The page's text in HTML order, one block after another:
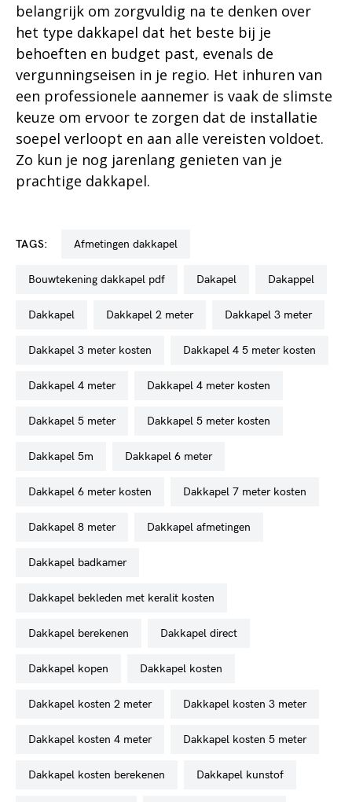
belangrijk om zorgvuldig na te denken over
het type dakkapel dat het beste bij je
behoeften en budget past, evenals de
vergunningseisen in je regio. Het inhuren van
een professionele aannemer is vaak de slimste
keuze om ervoor te zorgen dat de installatie
soepel verloopt en aan alle vereisten voldoet.
Zo kun je nog jarenlang genieten van je
prachtige dakkapel.
TAGS: afmetingen dakkapel
bouwtekening dakkapel pdf dakapel dakappel
dakkapel dakkapel 2 meter dakkapel 3 meter
dakkapel 3 meter kosten dakkapel 4 5 meter kosten
dakkapel 4 meter dakkapel 4 meter kosten
dakkapel 5 meter dakkapel 5 meter kosten
dakkapel 5m dakkapel 6 meter
dakkapel 6 meter kosten dakkapel 7 meter kosten
dakkapel 8 meter dakkapel afmetingen
dakkapel badkamer
dakkapel bekleden met keralit kosten
dakkapel berekenen dakkapel direct
dakkapel kopen dakkapel kosten
dakkapel kosten 2 meter dakkapel kosten 3 meter
dakkapel kosten 4 meter dakkapel kosten 5 meter
dakkapel kosten berekenen dakkapel kunstof